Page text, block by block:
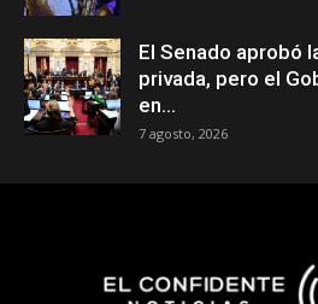
El Senado aprobó
privada, pero el
en...
7 agosto, 2026